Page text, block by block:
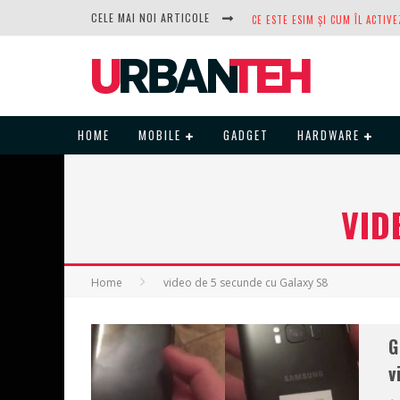
CELE MAI NOI ARTICOLE
DUPĂ ANI DE REFUZURI,
HOME MOBILE GADGET HARDWARE
Home video de 5 secunde cu Galaxy S8